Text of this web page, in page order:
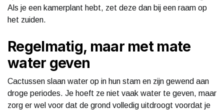
Als je een kamerplant hebt, zet deze dan bij een raam op
het zuiden.
Regelmatig, maar met mate
water geven
Cactussen slaan water op in hun stam en zijn gewend aan
droge periodes. Je hoeft ze niet vaak water te geven, maar
zorg er wel voor dat de grond volledig uitdroogt voordat je